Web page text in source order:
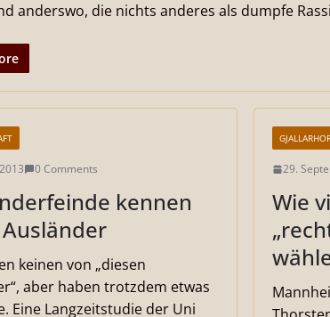
anderswo, die nichts anderes als dumpfe
0 Comments
kennen
keinen von „diesen
aber haben trotzdem etwas
Eine Langzeitstudie der Uni
29.
Wie